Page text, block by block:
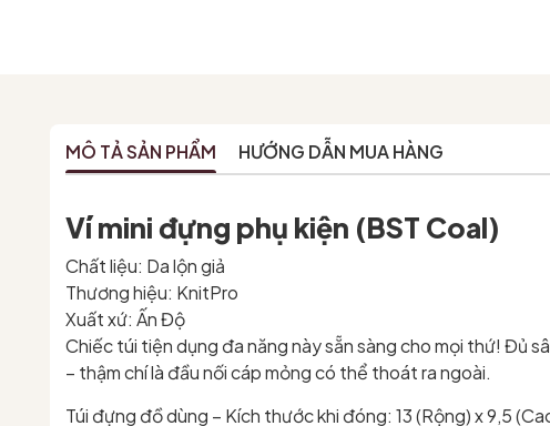
MÔ TẢ SẢN PHẨM HƯỚNG DẪN MUA HÀNG
Ví mini đựng phụ kiện (BST Coal)
Chất liệu: Da lộn giả
Thương hiệu: KnitPro
Xuất xứ: Ấn Độ
Chiếc túi tiện dụng đa năng này sẵn sàng cho mọi thứ! Đủ
– thậm chí là đầu nối cáp mỏng có thể thoát ra ngoài.
Túi đựng đồ dùng – Kích thước khi đóng: 13 (Rộng) x 9,5